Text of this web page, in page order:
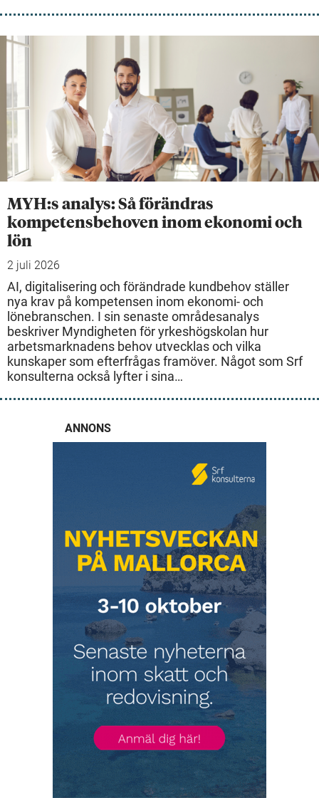
MYH:s analys: Så förändras
kompetensbehoven inom ekonomi och
lön
2 juli 2026
AI, digitalisering och förändrade kundbehov ställer
nya krav på kompetensen inom ekonomi- och
lönebranschen. I sin senaste områdesanalys
beskriver Myndigheten för yrkeshögskolan hur
arbetsmarknadens behov utvecklas och vilka
kunskaper som efterfrågas framöver. Något som Srf
konsulterna också lyfter i sina…
ANNONS